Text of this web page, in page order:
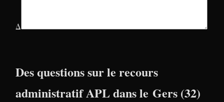
Δ
Des questions sur le recours
administratif APL dans le Gers (32)